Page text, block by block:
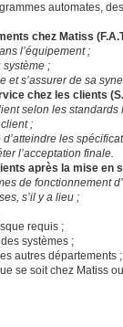
automates,
chez Matiss
l’équipement ;
;
s’assurer de sa
chez les clients
selon les standards
;
les
l’acceptation finale.
après la mise en
de fonctionnement
s’il y a lieu ;
requis ;
systèmes ;
autres départements ;
se soit chez Matiss